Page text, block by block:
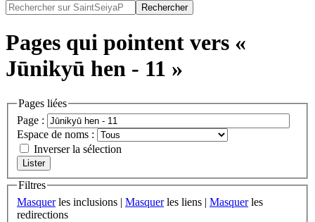
Pages qui pointent vers «
Jūnikyū hen - 11 »
Pages liées
Page :
Espace de noms :
Inverser la sélection
Filtres
Masquerles inclusions | Masquerles liens | Masquerles
redirections